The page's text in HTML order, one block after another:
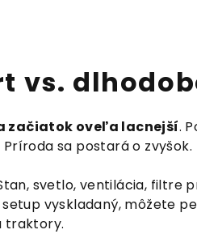
vs.
začiatok oveľa lacnejší.
sa postará o zvyšok.
svetlo, ventilácia, filtre
vyskladaný, môžete
traktory.